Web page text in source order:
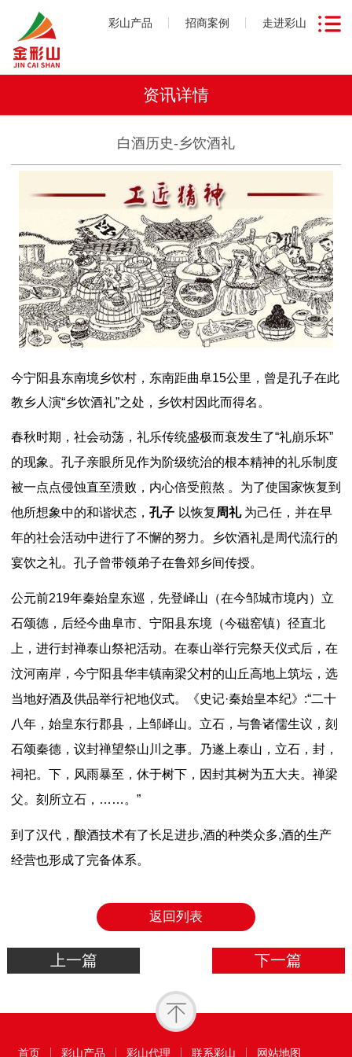
彩山产品 招商案例 走进彩山
资讯详情
白酒历史-乡饮酒礼
今宁阳县东南境乡饮村，东南距曲阜15公里，曾是孔子在此
教乡人演“乡饮酒礼”之处，乡饮村因此而得名。
春秋时期，社会动荡，礼乐传统盛极而衰发生了“礼崩乐坏”
的现象。孔子亲眼所见作为阶级统治的根本精神的礼乐制度
被一点点侵蚀直至溃败，内心倍受煎熬 。为了使国家恢复到
他所想象中的和谐状态， 孔子 以恢复 周礼为己任，并在早
年的社会活动中进行了不懈的努力。乡饮酒礼是周代流行的
宴饮之礼。孔子曾带领弟子在鲁郊乡间传授。
公元前219年秦始皇东巡，先登峄山（在今邹城市境内）立
石颂德，后经今曲阜市、宁阳县东境（今磁窑镇）径直北
上，进行封禅泰山祭祀活动。在泰山举行完祭天仪式后，在
汶河南岸，今宁阳县华丰镇南梁父村的山丘高地上筑坛，选
当地好酒及供品举行祀地仪式。《史记·秦始皇本纪》:“二十
八年，始皇东行郡县，上邹峄山。立石，与鲁诸儒生议，刻
石颂秦德，议封禅望祭山川之事。乃遂上泰山，立石，封，
祠祀。下，风雨暴至，休于树下，因封其树为五大夫。禅梁
父。刻所立石，……。”
到了汉代，酿酒技术有了长足进步,酒的种类众多,酒的生产
经营也形成了完备体系。
返回列表
上一篇 下一篇
首页 彩山产品 彩山代理 联系彩山 网站地图